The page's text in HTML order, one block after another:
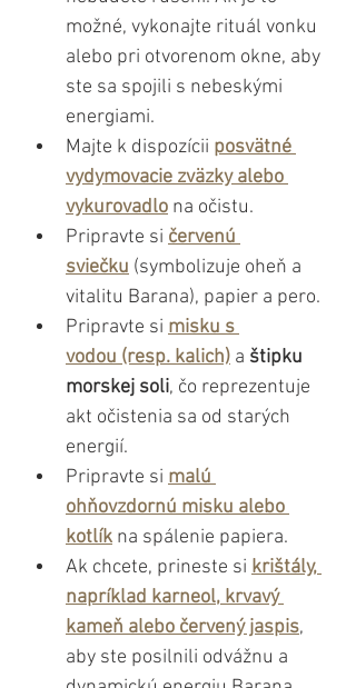
možné, vykonajte rituál vonku
alebo pri otvorenom okne, aby
ste sa spojili s nebeskými
energiami.
Majte k dispozícii posvätné
vydymovacie zväzky alebo
vykurovadlo na očistu.
Pripravte si červenú
sviečku (symbolizuje oheň a
vitalitu Barana), papier a pero.
Pripravte si misku s
vodou (resp. kalich) a štipku
morskej soli, čo reprezentuje
akt očistenia sa od starých
energií.
Pripravte si malú
ohňovzdornú misku alebo
kotlík na spálenie papiera.
Ak chcete, prineste si krištály,
napríklad karneol, krvavý
kameň alebo červený jaspis,
aby ste posilnili odvážnu a